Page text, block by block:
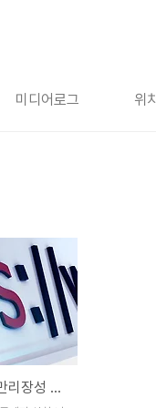
미디어로그 위
애플, HTTPS로 중국 만리장성 방어선(GFW)을 피할 수 있을까?